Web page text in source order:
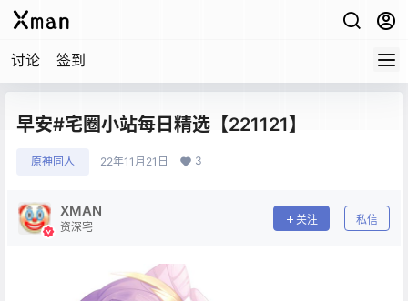
讨论 签到
早安#宅圈小站每日精选【221121】
原神同人 22年11月21日 3
XMAN
资深宅
关注 私信